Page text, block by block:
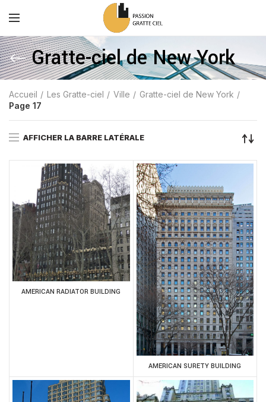
Gratte-ciel de New York
Accueil Les Gratte-ciel Ville
Gratte-ciel de New York
Page 17
AFFICHER LA BARRE LATÉRALE
AMERICAN RADIATOR BUILDING
AMERICAN SURETY BUILDING